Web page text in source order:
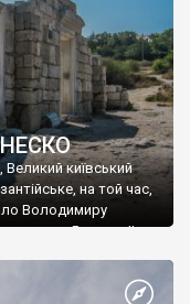
Великий київський
на той час,
Володимиру
Василю ІІ, та
християнином.
Таврійського